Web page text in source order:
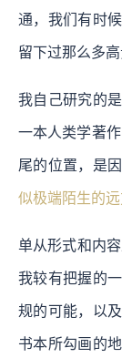
通，我们有时
留下过那么多高
我自己研究的
一本人类学著
尾的位置，是
似极端陌生的
单从形式和内容
我较有把握的
规的可能，以
书本所勾画的